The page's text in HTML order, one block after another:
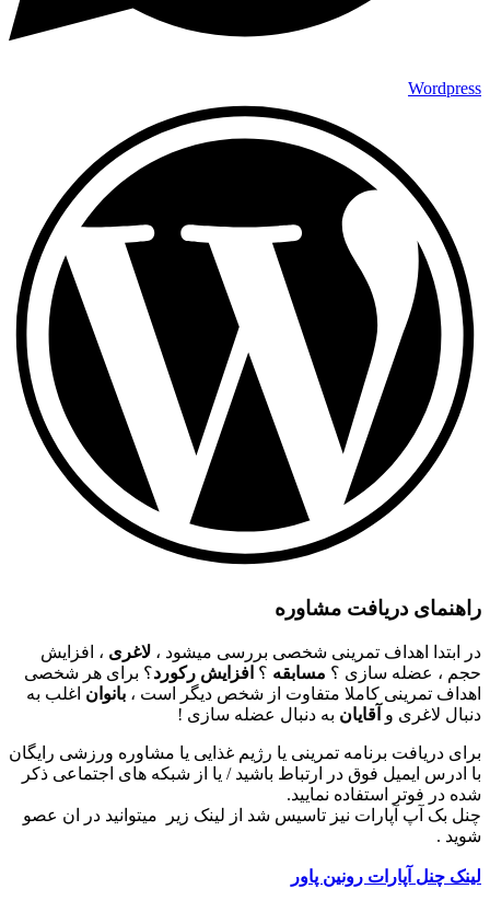
Wordpress
راهنمای دریافت مشاوره
در ابتدا اهداف تمرینی شخصی بررسی میشود ، لاغری ، افزایش
حجم ، عضله سازی ؟ مسابقه ؟ افزایش رکورد؟ برای هر شخصی
اهداف تمرینی کاملا متفاوت از شخص دیگر است ، بانوان اغلب به
دنبال لاغری و آقایان به دنبال عضله سازی !
برای دریافت برنامه تمرینی یا رژیم غذایی یا مشاوره ورزشی رایگان
با ادرس ایمیل فوق در ارتباط باشید / یا از شبکه های اجتماعی ذکر
شده در فوتر استفاده نمایید.
چنل بک آپ آپارات نیز تاسیس شد از لینک زیر میتوانید در ان عصو
شوید .
لینک چنل آپارات رونین پاور